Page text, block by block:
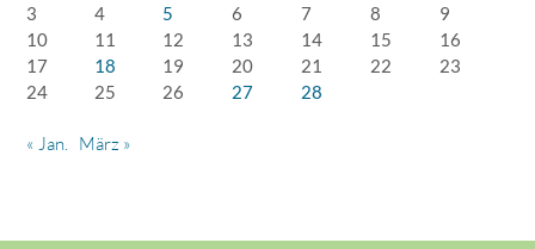
3
4 5 6 7 8
9
10
11 12 13 14 15
16
17
18 19 20 21 22
23
24
25 26 27 28
« Jan. März »